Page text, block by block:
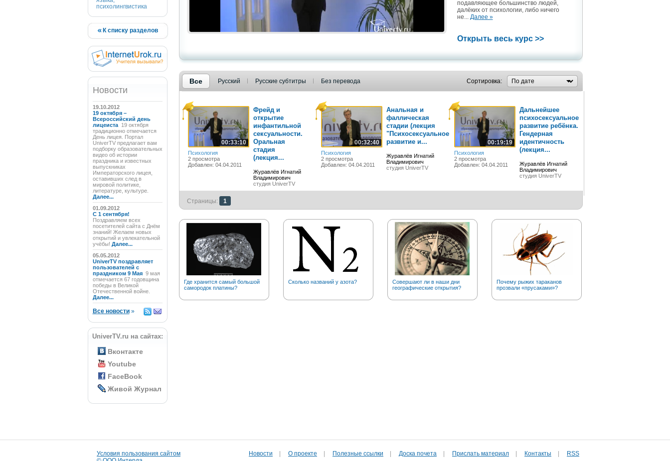
психолингвистика
К списку разделов
Новости
19.10.2012
19 октября –
Всероссийский день
лицеиста 19 октября
традиционно отмечается
День лицея. Портал
UniverTV предлагает вам
подборку образовательных
видео об истории
праздника и известных
выпускниках
Императорского лицея,
оставивших след в
мировой политике,
литературе, культуре.
Далее...
01.09.2012
C 1 сентября!
Поздравляем всех
посетителей сайта с Днём
знаний! Желаем новых
открытий и увлекательной
учёбы! Далее...
05.05.2012
UniverTV поздравляет
пользователей с
праздником 9 Мая 9 мая
отмечается 67 годовщина
победы в Великой
Отечественной войне.
Далее...
Все новости»
UniverTV.ru на сайтах:
Вконтакте
Youtube
FaceBook
Живой Журнал
подавляющее большинство людей,
далёких от психологии, либо ничего
не... Далее »
Открыть весь курс >>
Все Русский Русские субтитры Без перевода Сортировка:
00:33:10
Психология
2 просмотра
Добавлен: 04.04.2011
Фрейд и
открытие
инфантильной
сексуальности.
Оральная
стадия
(лекция...
Журавлёв Игнатий
Владимирович
студия UniverTV
00:32:40
Психология
2 просмотра
Добавлен: 04.04.2011
Анальная и
фаллическая
стадии (лекция
"Психосексуальное
развитие и...
Журавлёв Игнатий
Владимирович
студия UniverTV
00:19:19
Психология
2 просмотра
Добавлен: 04.04.2011
Дальнейшее
психосексуальное
развитие ребёнка.
Гендерная
идентичность
(лекция...
Журавлёв Игнатий
Владимирович
студия UniverTV
Страницы: 1
Где хранится самый большой
самородок платины?
Сколько названий у азота?
Совершают ли в наши дни
географические открытия?
Почему рыжих тараканов
прозвали «прусаками»?
Условия пользования сайтом
Новости О проекте Полезные cсылки Доска почета Прислать материал Контакты RSS